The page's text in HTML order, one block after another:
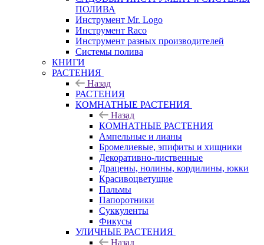
ПОЛИВА
Инструмент Mr. Logo
Инструмент Raco
Инструмент разных производителей
Системы полива
КНИГИ
РАСТЕНИЯ
Назад
РАСТЕНИЯ
КОМНАТНЫЕ РАСТЕНИЯ
Назад
КОМНАТНЫЕ РАСТЕНИЯ
Ампельные и лианы
Бромелиевые, эпифиты и хищники
Декоративно-лиственные
Драцены, нолины, кордилины, юкки
Красивоцветущие
Пальмы
Папоротники
Суккуленты
Фикусы
УЛИЧНЫЕ РАСТЕНИЯ
Назад